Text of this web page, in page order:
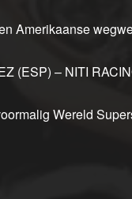
Amerikaanse
(ESP) – NITI
Wereld